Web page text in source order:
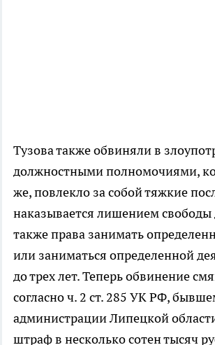
Тузова также обвиняли в
должностными полномочиями,
же, повлекло за собой тяжкие
наказывается лишением свободы
также права занимать
или заниматься определенной
до трех лет. Теперь обвинение
согласно ч. 2 ст. 285 УК РФ,
администрации Липецкой
штраф в несколько сотен тысяч